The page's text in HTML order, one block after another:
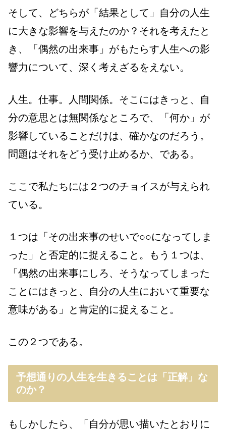
そして、どちらが「結果として」自分の人生
に大きな影響を与えたのか？それを考えたと
き、「偶然の出来事」がもたらす人生への影
響力について、深く考えざるをえない。
人生。仕事。人間関係。そこにはきっと、自
分の意思とは無関係なところで、「何か」が
影響していることだけは、確かなのだろう。
問題はそれをどう受け止めるか、である。
ここで私たちには２つのチョイスが与えられ
ている。
１つは「その出来事のせいで○○になってしま
った」と否定的に捉えること。もう１つは、
「偶然の出来事にしろ、そうなってしまった
ことにはきっと、自分の人生において重要な
意味がある」と肯定的に捉えること。
この２つである。
予想通りの人生を生きることは「正解」な
のか？
もしかしたら、「自分が思い描いたとおりに